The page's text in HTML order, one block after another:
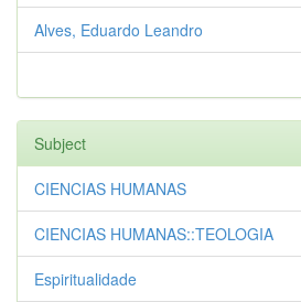
Alves, Eduardo Leandro
Subject
CIENCIAS HUMANAS
CIENCIAS HUMANAS::TEOLOGIA
Espiritualidade